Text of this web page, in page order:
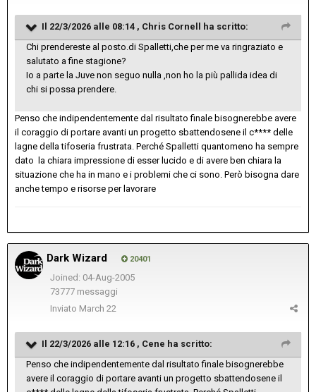
Il 22/3/2026 alle 08:14 , Chris Cornell ha scritto:
Chi prendereste al posto.di Spalletti,che per me va ringraziato e
salutato a fine stagione?
Io a parte la Juve non seguo nulla ,non ho la più pallida idea di
chi si possa prendere.
Penso che indipendentemente dal risultato finale bisognerebbe avere
il coraggio di portare avanti un progetto sbattendosene il c**** delle
lagne della tifoseria frustrata. Perché Spalletti quantomeno ha sempre
dato la chiara impressione di esser lucido e di avere ben chiara la
situazione che ha in mano e i problemi che ci sono. Però bisogna dare
anche tempo e risorse per lavorare
Dark Wizard 20401
Joined: 04-Aug-2005
73777 messaggi
Inviato March 22
Il 22/3/2026 alle 12:16 , Cene ha scritto:
Penso che indipendentemente dal risultato finale bisognerebbe
avere il coraggio di portare avanti un progetto sbattendosene il